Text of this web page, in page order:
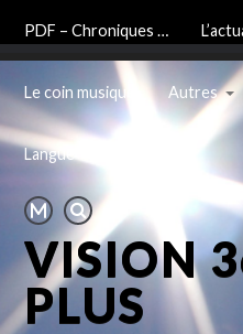
PDF – Chroniques …
Le coin musique Autres
Langue
VISION
PLUS